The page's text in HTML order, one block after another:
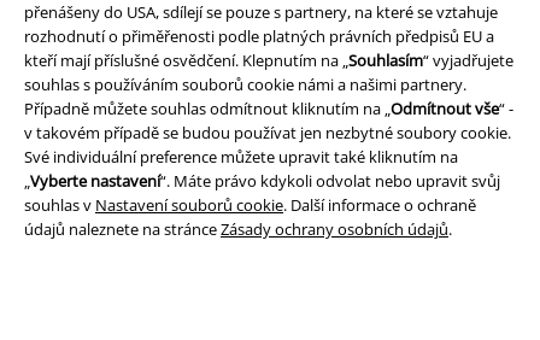
přenášeny do USA, sdílejí se pouze s partnery, na které se vztahuje
rozhodnutí o přiměřenosti podle platných právních předpisů EU a
kteří mají příslušné osvědčení. Klepnutím na „Souhlasím“ vyjadřujete
souhlas s používáním souborů cookie námi a našimi partnery.
Případně můžete souhlas odmítnout kliknutím na „Odmítnout vše“ -
v takovém případě se budou používat jen nezbytné soubory cookie.
Své individuální preference můžete upravit také kliknutím na
„Vyberte nastavení“. Máte právo kdykoli odvolat nebo upravit svůj
souhlas v Nastavení souborů cookie. Další informace o ochraně
údajů naleznete na stránceZásady ochrany osobních údajů.
A Warner Music Group Company